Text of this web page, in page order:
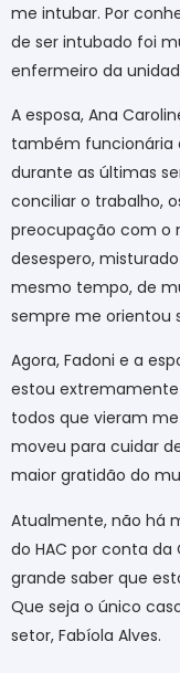
me intubar. Por
de ser intubado foi
enfermeiro da
A esposa, Ana
também funcionária
durante as últimas
conciliar o trabalho,
preocupação com o
desespero,
mesmo tempo, de
sempre me orientou
Agora, Fadoni e a
estou
todos que vieram
moveu para cuidar
maior gratidão do
Atualmente, não há
do HAC por conta da
grande saber que
Que seja o único
setor, Fabíola Alves.